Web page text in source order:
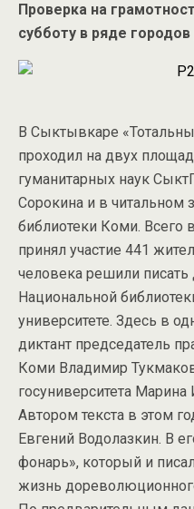
Проверка на
субботу в ряде городов
В Сыктывкаре
проходил на двух
гуманитарных наук
Сорокина и в читальном
библиотеки Коми. Всего
принял участие 441
человека решили писать
Национальной
университете. Здесь в
диктант председатель
Коми Владимир
госуниверситета Марина
Автором текста в этом
Евгений Водолазкин. В
фонарь», который и
жизнь